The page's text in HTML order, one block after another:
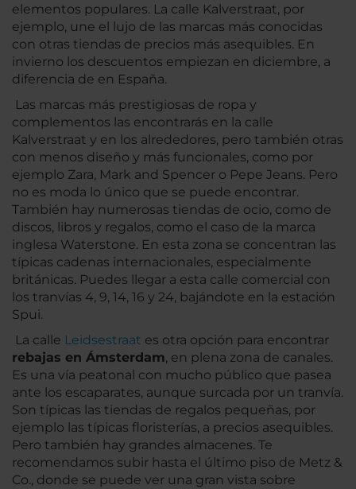
elementos populares. La calle Kalverstraat, por
ejemplo, une el lujo de las marcas más conocidas
con otras tiendas de precios más asequibles. En
invierno los descuentos empiezan en diciembre, a
diferencia de en España.
Las marcas más prestigiosas de ropa y
complementos las encontrarás en la calle
Kalverstraat y en los alrededores, pero también otras
con menos diseño y más funcionales, como por
ejemplo Zara, Mark and Spencer o Pepe Jeans. Pero
no es moda lo único que se puede encontrar.
También hay numerosas tiendas de ocio, como de
discos, libros y regalos, como el caso de la marca
inglesa Waterstone. En esta zona se concentran las
típicas cadenas internacionales, especialmente
británicas. Puedes llegar a esta calle comercial con
los tranvías 4, 9, 14, 16 y 24, bajándote en la estación
Spui.
La calle Leidsestraat es otra opción para encontrar
rebajas en Ámsterdam, en plena zona de canales.
Es una vía peatonal con mucho público que pasea
ante los escaparates, aunque surcada por un tranvía.
Son típicas las tiendas de regalos pequeñas, por
ejemplo las típicas floristerías, a precios asequibles.
Pero también hay grandes almacenes. Te
recomendamos subir hasta el último piso de Metz &
Co., donde se puede ver una gran vista sobre